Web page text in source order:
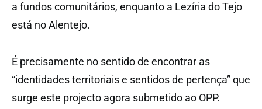
a fundos comunitários, enquanto a Lezíria do Tejo
está no Alentejo.
É precisamente no sentido de encontrar as
“identidades territoriais e sentidos de pertença” que
surge este projecto agora submetido ao OPP.